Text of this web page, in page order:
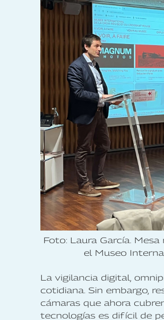
Foto: Laura García.
el Museo
La vigilancia digital,
cotidiana. Sin embargo,
cámaras que ahora
tecnologías es difícil de